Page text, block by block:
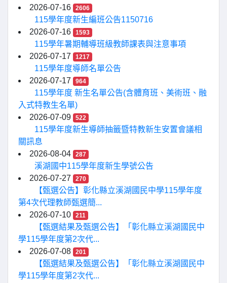
2026-07-16 2606
115學年度新生編班公告1150716
2026-07-16
1593
115學年暑期輔導班級教師課表與注意事項
2026-07-17
1217
115學年度導師名單公告
2026-07-17
964
115學年度 新生名單公告(含體育班、美術班、融
入式特教生名單)
2026-07-09
522
115學年度新生導師抽籤暨特教新生安置會議相
關訊息
2026-08-04
287
溪湖國中115學年度新生學號公告
2026-07-27
270
【甄選公告】彰化縣立溪湖國民中學115學年度
第4次代理教師甄選簡...
2026-07-10
211
【甄選結果及甄選公告】「彰化縣立溪湖國民中
學115學年度第2次代...
2026-07-08
201
【甄選結果及甄選公告】「彰化縣立溪湖國民中
學115學年度第2次代...